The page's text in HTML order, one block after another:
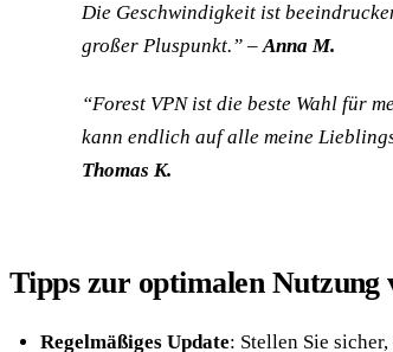
Die Geschwindigkeit ist
großer Pluspunkt.” –Anna M.
“Forest VPN ist die beste Wahl für
kann endlich auf alle meine
Thomas K.
Tipps zur optimalen Nutzung
Regelmäßiges Update: Stellen Sie